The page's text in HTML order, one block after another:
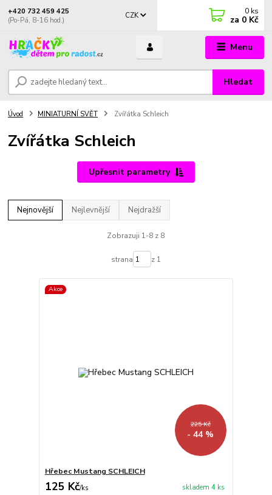
Menu
CZK
Hledat
+420 732 459 425
(Po-Pá, 8-16 hod.)
0 ks
za 0 Kč
Úvod MINIATURNÍ SVĚT Zvířátka Schleich
Zvířátka Schleich
Upřesnit parametry
Nejnovější Nejlevnější Nejdražší
Zobrazuji 1-8 z 8
strana z 1
Akce
225 Kč
- 44 %
Hřebec Mustang SCHLEICH
125 Kč/ks skladem 4 ks